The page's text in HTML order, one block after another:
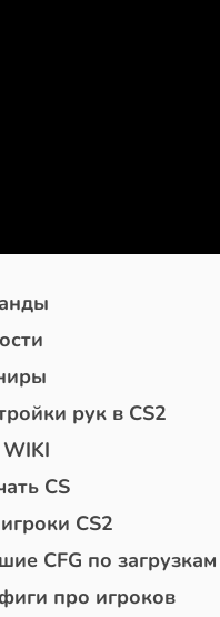
рук в CS2
WIKI
CS
CS2
CFG по загрузкам
про игроков